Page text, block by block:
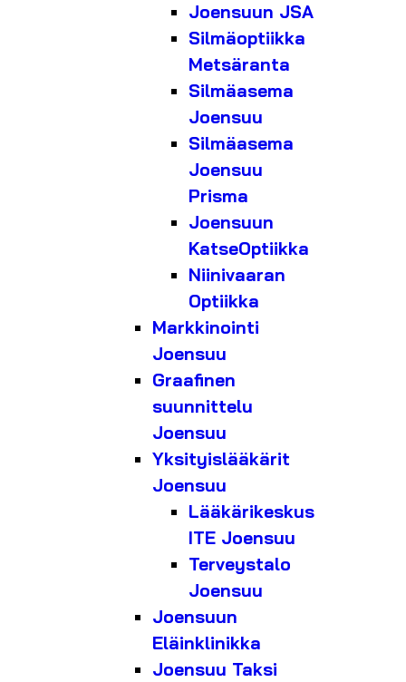
Joensuun JSA
Silmäoptiikka
Metsäranta
Silmäasema
Joensuu
Silmäasema
Joensuu
Prisma
Joensuun
KatseOptiikka
Niinivaaran
Optiikka
Markkinointi
Joensuu
Graafinen
suunnittelu
Joensuu
Yksityislääkärit
Joensuu
Lääkärikeskus
ITE Joensuu
Terveystalo
Joensuu
Joensuun
Eläinklinikka
Joensuu Taksi